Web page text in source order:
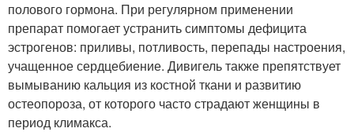
полового гормона. При регулярном применении
препарат помогает устранить симптомы дефицита
эстрогенов: приливы, потливость, перепады настроения,
учащенное сердцебиение. Дивигель также препятствует
вымыванию кальция из костной ткани и развитию
остеопороза, от которого часто страдают женщины в
период климакса.